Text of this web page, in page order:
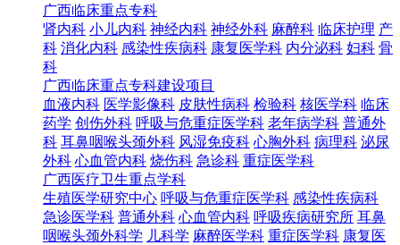
广西临床重点专科
肾内科 小儿内科 神经内科 神经外科 麻醉科 临床护理 产
科 消化内科 感染性疾病科 康复医学科 内分泌科 妇科 骨
科
广西临床重点专科建设项目
血液内科 医学影像科 皮肤性病科 检验科 核医学科 临床
药学 创伤外科 呼吸与危重症医学科 老年病学科 普通外
科 耳鼻咽喉头颈外科 风湿免疫科 心胸外科 病理科 泌尿
外科 心血管内科 烧伤科 急诊科 重症医学科
广西医疗卫生重点学科
生殖医学研究中心 呼吸与危重症医学科 感染性疾病科
急诊医学科 普通外科 心血管内科 呼吸疾病研究所 耳鼻
咽喉头颈外科学 儿科学 麻醉医学科 重症医学科 康复医